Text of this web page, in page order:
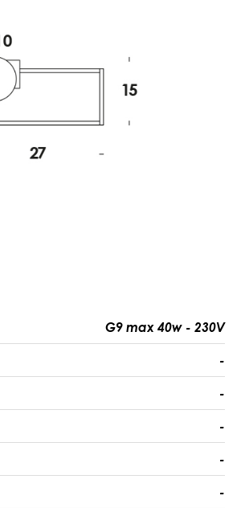
G9 max 40w - 230V
-
-
-
-
-